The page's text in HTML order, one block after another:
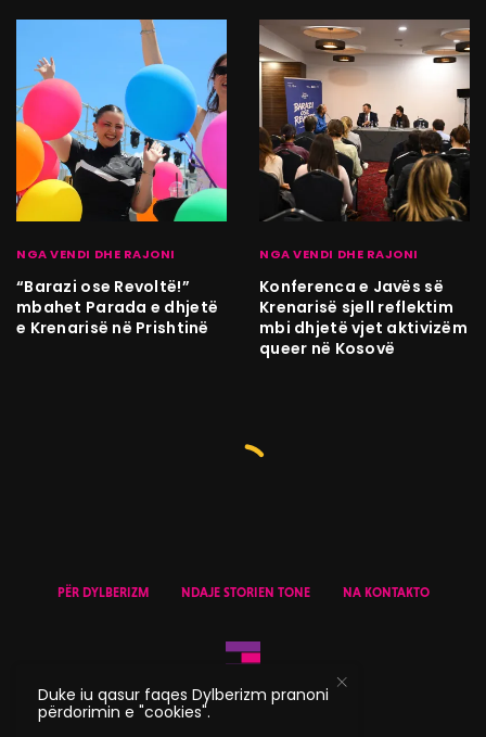
NGA VENDI DHE RAJONI
“Barazi ose Revoltë!”
mbahet Parada e dhjetë
e Krenarisë në Prishtinë
NGA VENDI DHE RAJONI
Konferenca e Javës së
Krenarisë sjell reflektim
mbi dhjetë vjet aktivizëm
queer në Kosovë
PËR DYLBERIZM NDAJE STORIEN TONE NA KONTAKTO
Duke iu qasur faqes Dylberizm pranoni
përdorimin e "cookies".